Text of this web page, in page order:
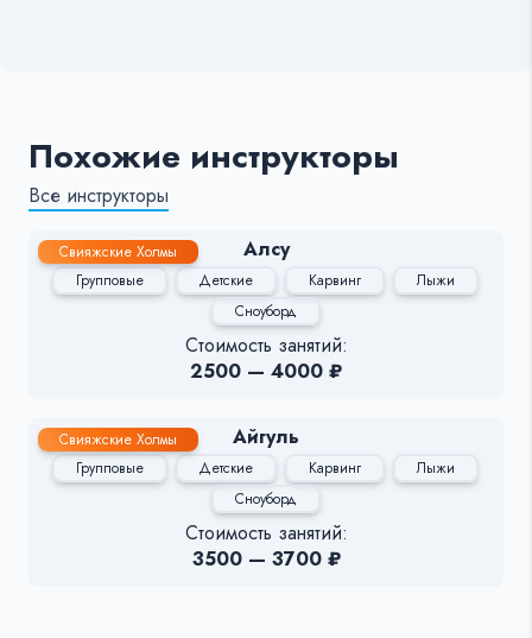
Похожие инструкторы
Все инструкторы
Свияжские Холмы Алсу
Групповые Детские Карвинг
Лыжи
Сноуборд
Стоимость занятий:
2500 — 4000 ₽
Свияжские Холмы Айгуль
Групповые Детские Карвинг
Лыжи
Сноуборд
Стоимость занятий:
3500 — 3700 ₽